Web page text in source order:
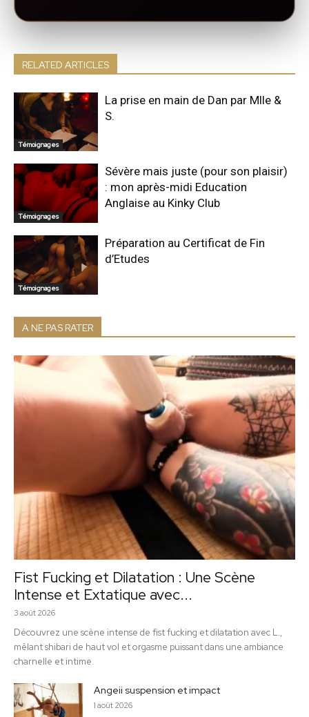
RELATED ARTICLES
Témoignages
La prise en main de Dan par Mlle &
S.
Témoignages
Sévère mais juste (pour son plaisir)
: mon après-midi Education
Anglaise au Kinky Club
Témoignages
Préparation au Certificat de Fin
d’Etudes
A NE PAS RATER
Fist Fucking et Dilatation : Une Scène
Intense et Extatique avec...
3 août 2026
Découvrez une scène intense de fist fucking et dilatation avec L.,
mêlant shibari de haut vol et orgasme puissant dans une ambiance
charnelle et intime.
Angeii suspension et impact
1 août 2026